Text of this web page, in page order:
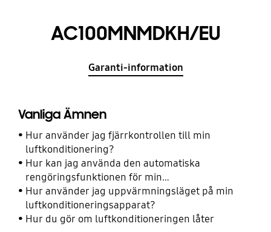
AC100MNMDKH/EU
Garanti-information
Vanliga Ämnen
Hur använder jag fjärrkontrollen till min
luftkonditionering?
Hur kan jag använda den automatiska
rengöringsfunktionen för min
luftkonditioneringsapparat?
Hur använder jag uppvärmningsläget på min
luftkonditioneringsapparat?
Hur du gör om luftkonditioneringen låter